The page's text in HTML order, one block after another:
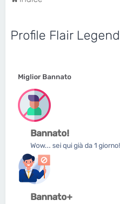
Profile Flair Legend
Miglior Bannato
Bannato!
Wow... sei qui già da 1 giorno!
Bannato+